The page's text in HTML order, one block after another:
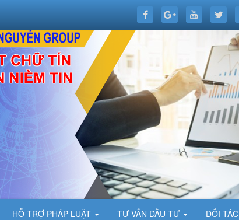
HỖ TRỢ PHÁP LUẬT TƯ VẤN ĐẦU TƯ ĐỐI TÁC